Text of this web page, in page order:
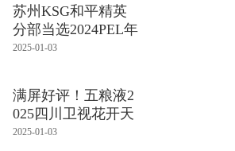
苏州KSG和平精英
分部当选2024PEL年
度飞跃俱
2025-01-03
满屏好评！五粮液2
025四川卫视花开天
下·国韵
2025-01-03